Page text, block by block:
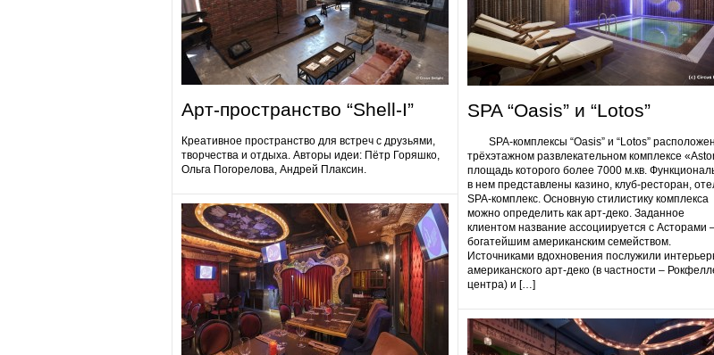
Арт-пространство “Shell-I”
Креативное пространство для встреч с друзьями,
творчества и отдыха. Авторы идеи: Пётр Горяшко,
Ольга Погорелова, Андрей Плаксин.
SPA “Oasis” и “Lotos”
SPA-комплексы “Oasis” и “Lotos”
трёхэтажном развлекательном комплексе
площадь которого более 7000 м.кв.
в нем представлены казино, клуб-ресторан,
SPA-комплекс. Основную стилистику комплекса
можно определить как арт-деко. Заданное
клиентом название ассоциируется с Асторами
богатейшим американским семейством.
Источниками вдохновения послужили
американского арт-деко (в частности –
центра) и […]